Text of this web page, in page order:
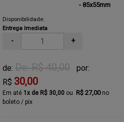
- 85x55mm
Disponibilidade:
Entrega Imediata
- +
de: De: R$ 40,00
por:
R$ 30,00
1x de R$ 30,00 R$ 27,00 no
boleto / pix